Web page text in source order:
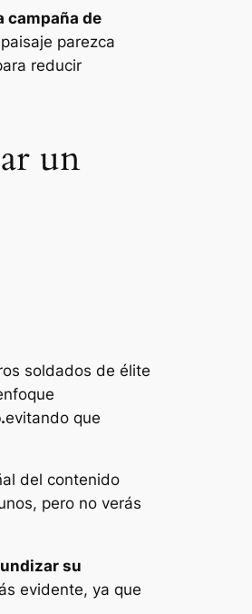
campaña de
parezca
reducir
un
soldados de élite
evitando que
del contenido
pero no verás
su
evidente, ya que